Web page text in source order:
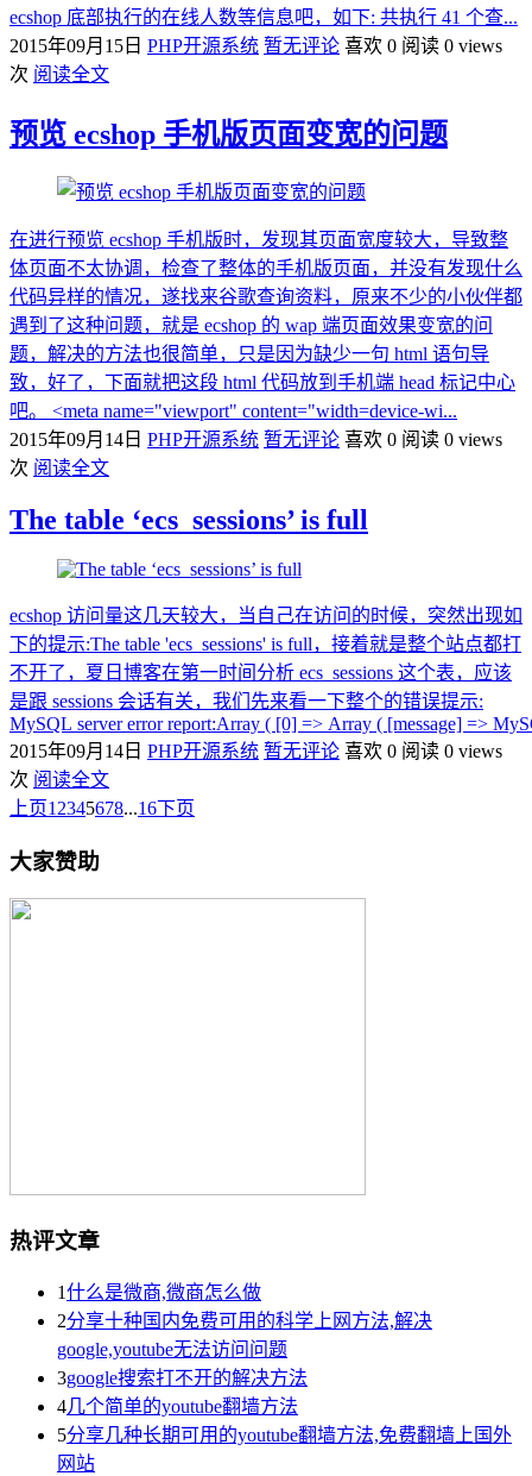
ecshop 底部执行的在线人数等信息吧，如下: 共执行 41 个查...
2015年09月15日 PHP开源系统 暂无评论 喜欢 0 阅读 0 views
次 阅读全文
预览 ecshop 手机版页面变宽的问题
在进行预览 ecshop 手机版时，发现其页面宽度较大，导致整
体页面不太协调，检查了整体的手机版页面，并没有发现什么
代码异样的情况，遂找来谷歌查询资料，原来不少的小伙伴都
遇到了这种问题，就是 ecshop 的 wap 端页面效果变宽的问
题，解决的方法也很简单，只是因为缺少一句 html 语句导
致，好了，下面就把这段 html 代码放到手机端 head 标记中心
吧。 <meta name="viewport" content="width=device-wi...
2015年09月14日 PHP开源系统 暂无评论 喜欢 0 阅读 0 views
次 阅读全文
The table ‘ecs_sessions’ is full
ecshop 访问量这几天较大，当自己在访问的时候，突然出现如
下的提示:The table 'ecs_sessions' is full，接着就是整个站点都打
不开了，夏日博客在第一时间分析 ecs_sessions 这个表，应该
是跟 sessions 会话有关，我们先来看一下整个的错误提示:
MySQL server error report:Array ( [0] => Array ( [message] =>
2015年09月14日 PHP开源系统 暂无评论 喜欢 0 阅读 0 views
次 阅读全文
上页12345678...16 下页
大家赞助
热评文章
1什么是微商,微商怎么做
2分享十种国内免费可用的科学上网方法,解决
google,youtube无法访问问题
3google搜索打不开的解决方法
4几个简单的youtube翻墙方法
5分享几种长期可用的youtube翻墙方法,免费翻墙上国外
网站